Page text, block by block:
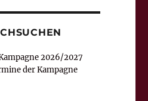
2026/2027
der Kampagne